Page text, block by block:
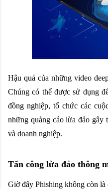
Hậu quả của những video
Chúng có thể được sử dụng
đồng nghiệp, tổ chức các
những quảng cáo lừa đảo gây
và doanh nghiệp.
Tấn công lừa đảo thông
Giờ đây Phishing không còn